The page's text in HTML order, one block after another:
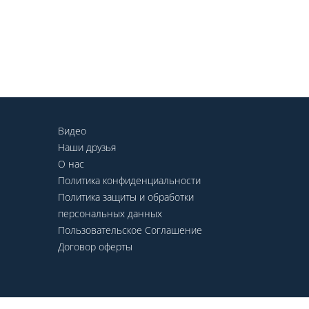
Видео
Наши друзья
О нас
Политика конфиденциальности
Политика защиты и обработки
персональных данных
Пользовательское Соглашение
Договор оферты